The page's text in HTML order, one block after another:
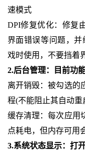
速模式
DPI修复优化：修复
界面错误等问题，
戏时使用，不要挡着
2.后台管理：目前功
离开销毁：被勾选的
程(不能阻止其自动重
缓存清理：每次应用
点耗电，但内存可用
3.系统状态显示：打